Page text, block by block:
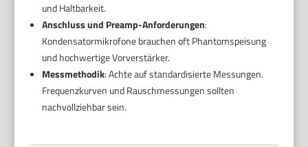
und Haltbarkeit.
Anschluss und Preamp-Anforderungen:
Kondensatormikrofone brauchen oft Phantomspeisung
und hochwertige Vorverstärker.
Messmethodik: Achte auf standardisierte Messungen.
Frequenzkurven und Rauschmessungen sollten
nachvollziehbar sein.